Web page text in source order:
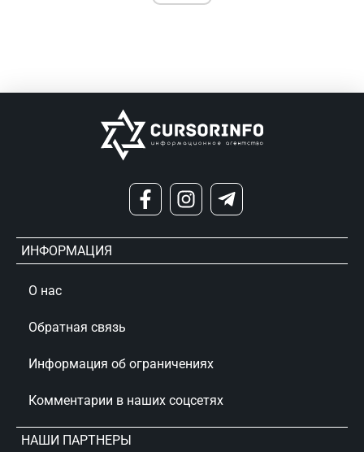
ИНФОРМАЦИЯ
О нас
Обратная связь
Информация об ограничениях
Комментарии в наших соцсетях
НАШИ ПАРТНЕРЫ